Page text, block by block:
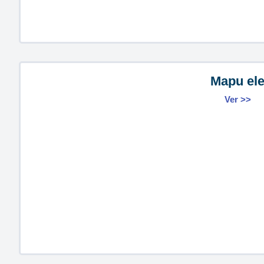
Mapu
Ver >>